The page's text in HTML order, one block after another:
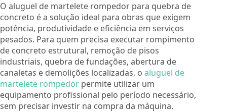
O aluguel de martelete rompedor para quebra de
concreto é a solução ideal para obras que exigem
potência, produtividade e eficiência em serviços
pesados. Para quem precisa executar rompimento
de concreto estrutural, remoção de pisos
industriais, quebra de fundações, abertura de
canaletas e demolições localizadas, o aluguel de
martelete rompedor permite utilizar um
equipamento profissional pelo período necessário,
sem precisar investir na compra da máquina.